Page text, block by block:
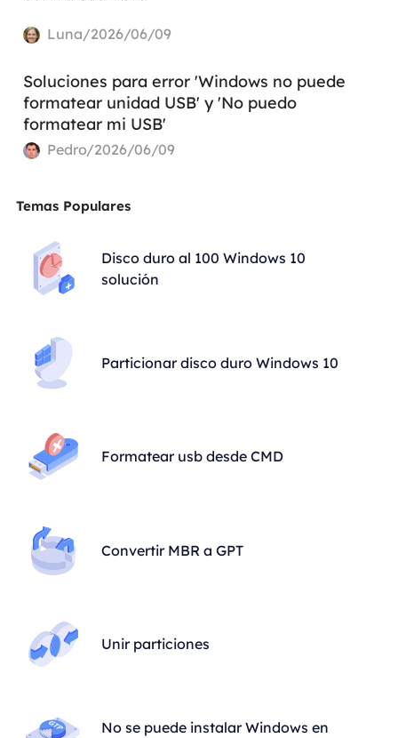
Luna/2026/06/09
Soluciones para error 'Windows no puede
formatear unidad USB' y 'No puedo
formatear mi USB'
Pedro/2026/06/09
Temas Populares
Disco duro al 100 Windows 10
solución
Particionar disco duro Windows 10
Formatear usb desde CMD
Convertir MBR a GPT
Unir particiones
No se puede instalar Windows en